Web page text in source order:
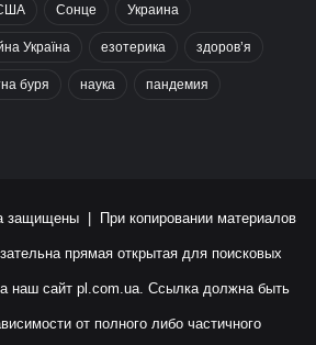
Сонце Украина
Україна езотерика здоров’я
буря наука пандемия
защищены | При копировании материалов
прямая открытая для поисковых
наш сайт pl.com.ua. Ссылка должна быть
от полного либо частичного